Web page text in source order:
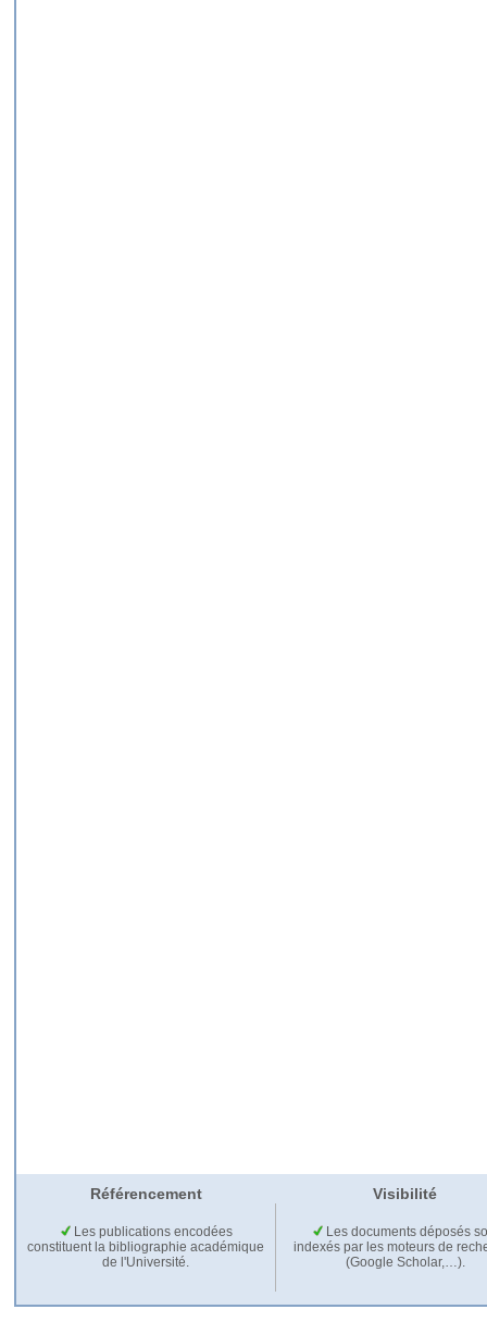
Référencement Visibilité
Les publications encodées
constituent la bibliographie académique
de l'Université.
Les documents déposés
indexés par les moteurs de
(Google Scholar,…).